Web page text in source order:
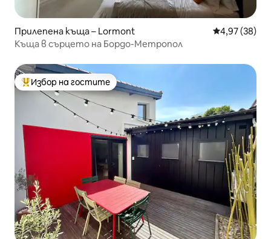
Прилепена къща – Lormont Средна
4,97 (38)
Къща в сърцето на Бордо-Метропол
Най-популярен избор на гостите
Избор на гостите